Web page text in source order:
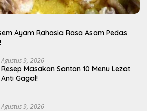
Ayam Rahasia Rasa Asam Pedas
Agustus 9, 2026
Resep Masakan Santan 10 Menu Lezat
Anti Gagal!
Agustus 9, 2026